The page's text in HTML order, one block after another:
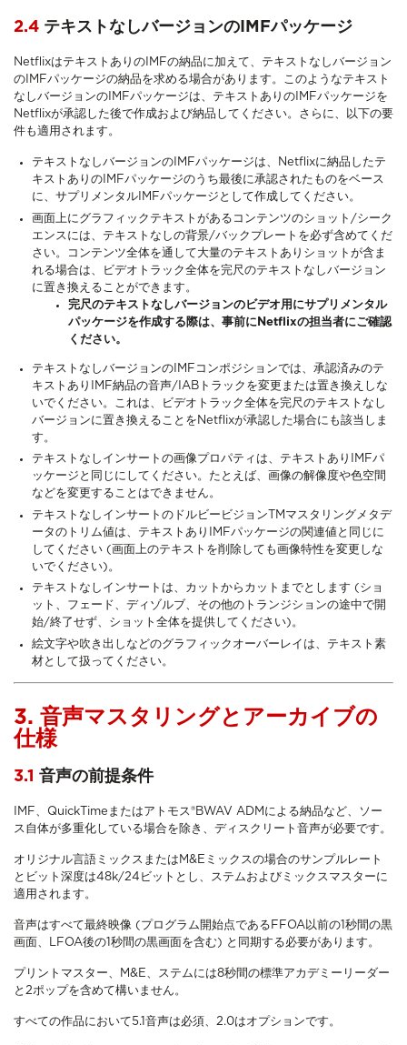
2.4 テキストなしバージョンのIMFパッケージ
NetflixはテキストありのIMFの納品に加えて、テキストなしバージョン
のIMFパッケージの納品を求める場合があります。このようなテキスト
なしバージョンのIMFパッケージは、 テキストありのIMFパッケージを
Netflixが承認した後で作成および納品してください。さらに、以下の要
件も適用されます。
テキストなしバージョンのIMFパッケージは、Netflixに納品したテ
キストありのIMFパッケージのうち最後に承認されたものをベース
に、サプリメンタルIMFパッケージとして作成してください。
画面上にグラフィックテキストがあるコンテンツのショット/シーク
エンスには、テキストなしの背景/バックプレートを必ず含めてくだ
さい。コンテンツ全体を通して大量のテキストありショットが含ま
れる場合は、ビデオトラック全体を完尺のテキストなしバージョン
に置き換えることができます。
完尺のテキストなしバージョンのビデオ用にサプリメンタル
パッケージを作成する際は、事前にNetflixの担当者にご確認
ください。
テキストなしバージョンのIMFコンポジションでは、承認済みのテ
キストありIMF納品の音声/IABトラックを変更または置き換えしな
いでください。これは、ビデオトラック全体を完尺のテキストなし
バージョンに置き換えることをNetflixが承認した場合にも該当しま
す。
テキストなしインサートの画像プロパティは、テキストありIMFパ
ッケージと同じにしてください。たとえば、画像の解像度や色空間
などを変更することはできません。
テキストなしインサートのドルビービジョンTMマスタリングメタデ
ータのトリム値は、テキストありIMFパッケージの関連値と同じに
してください (画面上のテキストを削除しても画像特性を変更しな
いでください)。
テキストなしインサートは、カットからカットまでとします (ショ
ット、フェード、ディゾルブ、その他のトランジションの途中で開
始/終了せず、ショット全体を提供してください)。
絵文字や吹き出しなどのグラフィックオーバーレイは、テキスト素
材として扱ってください。
3. 音声マスタリングとアーカイブの
仕様
3.1 音声の前提条件
IMF、QuickTimeまたはアトモス®BWAV ADMによる納品など、ソー
ス自体が多重化している場合を除き、ディスクリート音声が必要です。
オリジナル言語ミックスまたはM&Eミックスの場合のサンプルレート
とビット深度は48k/24ビットとし、ステムおよびミックスマスターに
適用されます。
音声はすべて最終映像 (プログラム開始点であるFFOA以前の1秒間の黒
画面、LFOA後の1秒間の黒画面を含む) と同期する必要があります。
プリントマスター、M&E、ステムには8秒間の標準アカデミーリーダー
と2ポップを含めて構いません。
すべての作品において5.1音声は必須、2.0はオプションです。